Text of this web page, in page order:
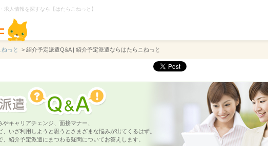
求人情報を探すなら【はたらこねっと】
っと > 紹介予定派遣Q&A | 紹介予定派遣ならはたらこねっと
キャリアチェンジ、面接マナー、
、いざ利用しようと思うとさまざまな悩みが出てくるはず。
、紹介予定派遣にまつわる疑問についてお答えします。